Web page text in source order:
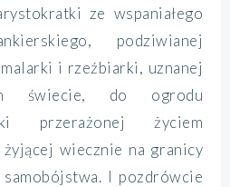
ze wspaniałego
podziwianej
i rzeźbiarki, uznanej
świecie, do ogrodu
przerażonej życiem
wiecznie na granicy
I pozdrówcie